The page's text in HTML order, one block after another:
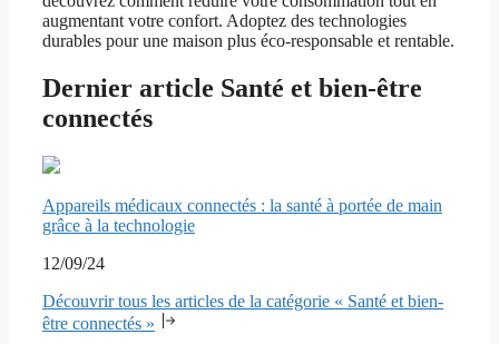
augmentant votre confort. Adoptez des technologies
durables pour une maison plus éco-responsable et rentable.
Dernier article Santé et bien-être
connectés
Appareils médicaux connectés : la santé à portée de main
grâce à la technologie
12/09/24
Découvrir tous les articles de la catégorie « Santé et bien-
être connectés »